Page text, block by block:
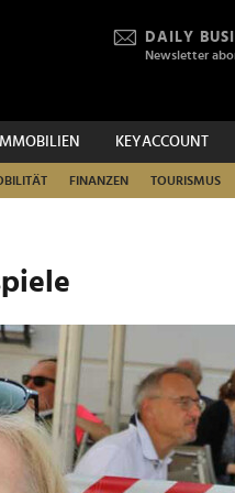
DAILY
Newsletter
IMMOBILIEN KEYACCOUNT
FINANZEN TOURISMUS